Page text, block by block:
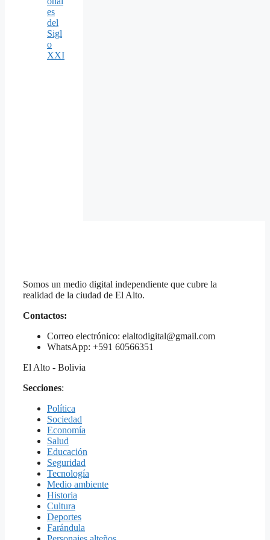
es
del
Sigl
o
XXI
Somos un medio digital independiente que cubre la
realidad de la ciudad de El Alto.
Contactos:
Correo electrónico: elaltodigital@gmail.com
WhatsApp: +591 60566351
El Alto - Bolivia
Secciones:
Política
Sociedad
Economía
Salud
Educación
Seguridad
Tecnología
Medio ambiente
Historia
Cultura
Deportes
Farándula